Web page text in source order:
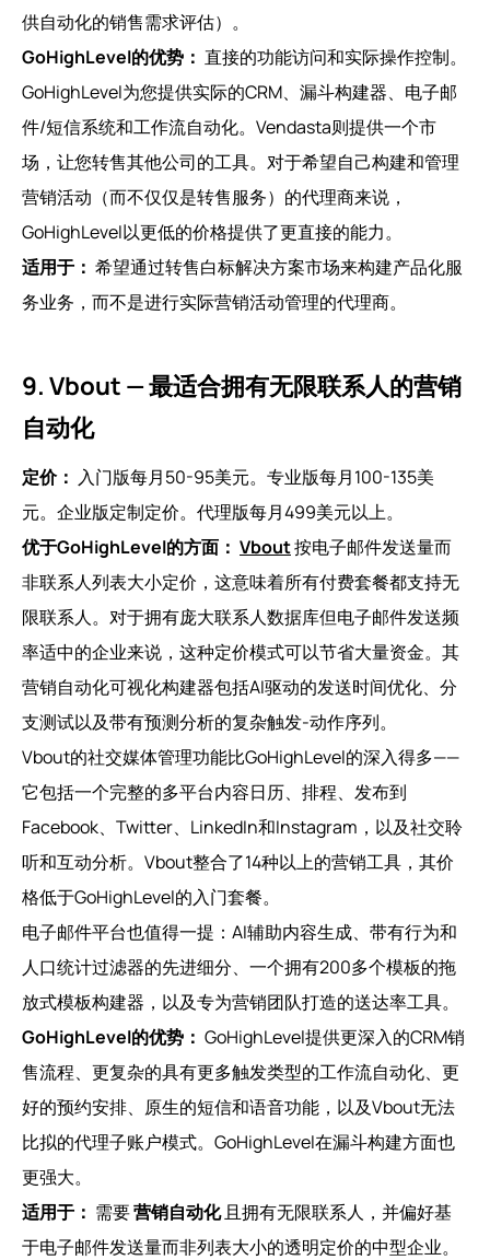
供自动化的销售需求评估）。
GoHighLevel的优势： 直接的功能访问和实际操作控制。
GoHighLevel为您提供实际的CRM、漏斗构建器、电子邮
件/短信系统和工作流自动化。Vendasta则提供一个市
场，让您转售其他公司的工具。对于希望自己构建和管理
营销活动（而不仅仅是转售服务）的代理商来说，
GoHighLevel以更低的价格提供了更直接的能力。
适用于： 希望通过转售白标解决方案市场来构建产品化服
务业务，而不是进行实际营销活动管理的代理商。
9. Vbout — 最适合拥有无限联系人的营销
自动化
定价： 入门版每月50-95美元。专业版每月100-135美
元。企业版定制定价。代理版每月499美元以上。
优于GoHighLevel的方面： Vbout按电子邮件发送量而
非联系人列表大小定价，这意味着所有付费套餐都支持无
限联系人。对于拥有庞大联系人数据库但电子邮件发送频
率适中的企业来说，这种定价模式可以节省大量资金。其
营销自动化可视化构建器包括AI驱动的发送时间优化、分
支测试以及带有预测分析的复杂触发-动作序列。
Vbout的社交媒体管理功能比GoHighLevel的深入得多——
它包括一个完整的多平台内容日历、排程、发布到
Facebook、Twitter、LinkedIn和Instagram，以及社交聆
听和互动分析。Vbout整合了14种以上的营销工具，其价
格低于GoHighLevel的入门套餐。
电子邮件平台也值得一提：AI辅助内容生成、带有行为和
人口统计过滤器的先进细分、一个拥有200多个模板的拖
放式模板构建器，以及专为营销团队打造的送达率工具。
GoHighLevel的优势： GoHighLevel提供更深入的CRM销
售流程、更复杂的具有更多触发类型的工作流自动化、更
好的预约安排、原生的短信和语音功能，以及Vbout无法
比拟的代理子账户模式。GoHighLevel在漏斗构建方面也
更强大。
适用于： 需要营销自动化且拥有无限联系人，并偏好基
于电子邮件发送量而非列表大小的透明定价的中型企业。